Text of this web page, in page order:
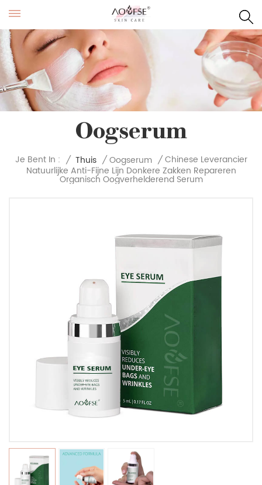
Oogserum
Je Bent In : / Thuis / Oogserum / Chinese Leverancier
Natuurlijke Anti-Fijne Lijn Donkere Zakken Repareren
Organisch Oogverhelderend Serum